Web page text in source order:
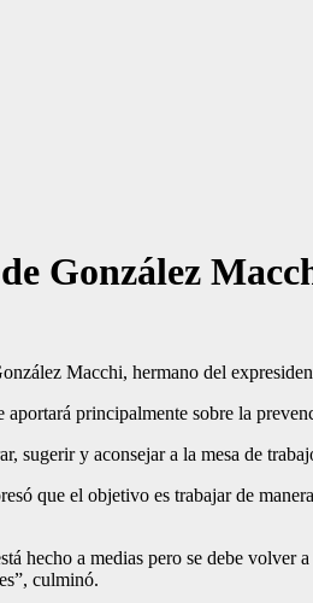
y Transparente
González
Macchi, herma­no del
aportará principalmente sobre la
sugerir y aconsejar a la mesa de
que el objetivo es trabajar de
hecho a medias pero se debe volver
culminó.